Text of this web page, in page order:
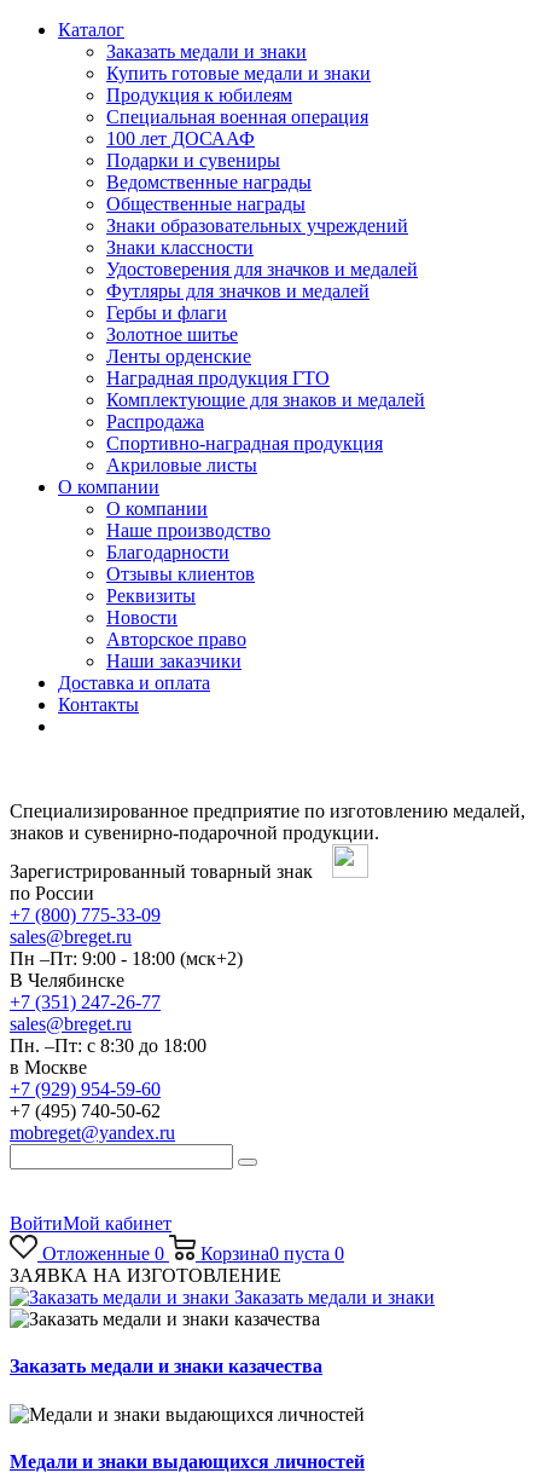
Каталог
Заказать медали и знаки
Купить готовые медали и знаки
Продукция к юбилеям
Специальная военная операция
100 лет ДОСААФ
Подарки и сувениры
Ведомственные награды
Общественные награды
Знаки образовательных учреждений
Знаки классности
Удостоверения для значков и медалей
Футляры для значков и медалей
Гербы и флаги
Золотное шитье
Ленты орденские
Наградная продукция ГТО
Комплектующие для знаков и медалей
Распродажа
Спортивно-наградная продукция
Акриловые листы
О компании
О компании
Наше производство
Благодарности
Отзывы клиентов
Реквизиты
Новости
Авторское право
Наши заказчики
Доставка и оплата
Контакты
Специализированное предприятие по изготовлению медалей,
знаков и сувенирно-подарочной продукции.
Зарегистрированный товарный знак
по России
+7 (800) 775-33-09
sales@breget.ru
Пн –Пт: 9:00 - 18:00 (мск+2)
В Челябинске
+7 (351) 247-26-77
sales@breget.ru
Пн. –Пт: с 8:30 до 18:00
в Москве
+7 (929) 954-59-60
+7 (495) 740-50-62
mobreget@yandex.ru
ВойтиМой кабинет
Отложенные 0 Корзина0 пуста 0
ЗАЯВКА НА ИЗГОТОВЛЕНИЕ
Заказать медали и знаки
Заказать медали и знаки казачества
Медали и знаки выдающихся личностей